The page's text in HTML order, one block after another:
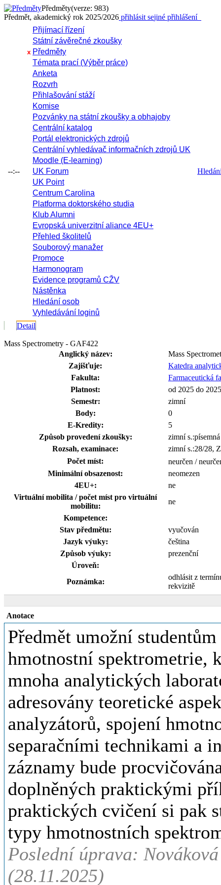
Předměty(verze: 983)
Předmět, akademický rok 2025/2026 přihlásit sejiné přihlášení
--:--
Přijímací řízení
Státní závěrečné zkoušky
x Předměty
Témata prací (Výběr práce)
Anketa
Rozvrh
Přihlašování stáží
Komise
Pozvánky na státní zkoušky a obhajoby
Centrální katalog
Portál elektronických zdrojů
Centrální vyhledávač informačních zdrojů UK
Moodle (E-learning)
UK Forum
UK Point
Centrum Carolina
Platforma doktorského studia
Klub Alumni
Evropská univerzitní aliance 4EU+
Přehled školitelů
Souborový manažer
Promoce
Harmonogram
Evidence programů CŽV
Nástěnka
Hledání osob
Vyhledávání loginů
Detail
Mass Spectrometry - GAF422
Anglický název:
Mass
Zajišťuje:
Katedra
Fakulta:
Farmaceutická
Platnost:
od 2025 do 2025
Semestr:
zimní
Body:
0
E-Kredity:
5
Způsob provedení zkoušky:
zimní s.:písemná
Rozsah, examinace:
zimní s.:28/28,
Počet míst:
neurčen /
Minimální obsazenost:
neomezen
4EU+:
ne
Virtuální mobilita / počet míst pro virtuální
mobilitu:
ne
Kompetence:
Stav předmětu:
vyučován
Jazyk výuky:
čeština
Způsob výuky:
prezenční
Úroveň:
Poznámka:
odhlásit z
rekvizitě
Anotace
Předmět umožní
hmotnostní spektrometrie,
mnoha analytických
adresovány teoretické
analyzátorů, spojení
separačními technikami a
záznamy bude
doplněných praktickými
praktických cvičení si pak
typy hmotnostních
Poslední úprava:
(28.11.2025)